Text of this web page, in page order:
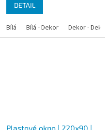
DETAIL
Bílá Bílá - Dekor Dekor - Dekor
Plastové okno | 220x90 |